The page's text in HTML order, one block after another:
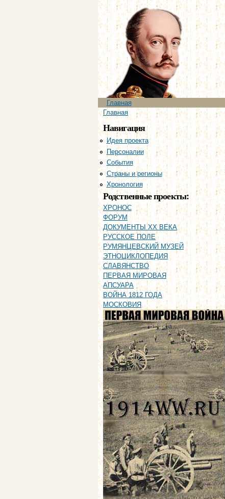
Главное меню
Главная
Вы здесь
Главная
Навигация
Идея проекта
Персоналии
События
Страны и регионы
Хронология
Родственные проекты:
ХРОНОС
ФОРУМ
ДОКУМЕНТЫ XX ВЕКА
РУССКОЕ ПОЛЕ
РУМЯНЦЕВСКИЙ МУЗЕЙ
ЭТНОЦИКЛОПЕДИЯ
СЛАВЯНСТВО
ПЕРВАЯ МИРОВАЯ
АПСУАРА
ВОЙНА 1812 ГОДА
МОСКОВИЯ